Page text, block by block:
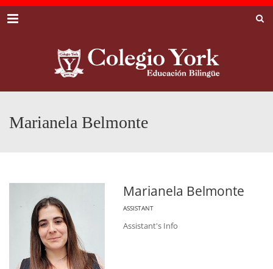
Menu
Marianela Belmonte
Marianela Belmonte
ASSISTANT
Assistant's Info